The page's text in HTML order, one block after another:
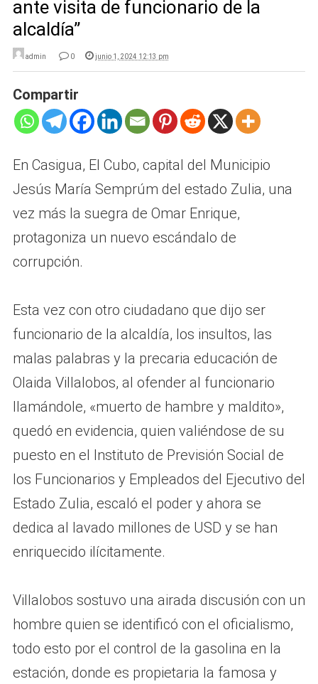
ante visita de funcionario de la
alcaldía”
admin 0 junio 1, 2024 12:13 pm
Compartir
En Casigua, El Cubo, capital del Municipio
Jesús María Semprúm del estado Zulia, una
vez más la suegra de Omar Enrique,
protagoniza un nuevo escándalo de
corrupción.
Esta vez con otro ciudadano que dijo ser
funcionario de la alcaldía, los insultos, las
malas palabras y la precaria educación de
Olaida Villalobos, al ofender al funcionario
llamándole, «muerto de hambre y maldito»,
quedó en evidencia, quien valiéndose de su
puesto en el Instituto de Previsión Social de
los Funcionarios y Empleados del Ejecutivo del
Estado Zulia, escaló el poder y ahora se
dedica al lavado millones de USD y se han
enriquecido ilícitamente.
Villalobos sostuvo una airada discusión con un
hombre quien se identificó con el oficialismo,
todo esto por el control de la gasolina en la
estación, donde es propietaria la famosa y